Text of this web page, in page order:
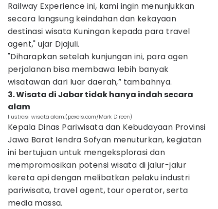
Railway Experience ini, kami ingin menunjukkan
secara langsung keindahan dan kekayaan
destinasi wisata Kuningan kepada para travel
agent," ujar Djajuli.
"Diharapkan setelah kunjungan ini, para agen
perjalanan bisa membawa lebih banyak
wisatawan dari luar daerah,” tambahnya.
3. Wisata di Jabar tidak hanya indah secara
alam
Ilustrasi wisata alam.(pexels.com/Mark Direen)
Kepala Dinas Pariwisata dan Kebudayaan Provinsi
Jawa Barat Iendra Sofyan menuturkan, kegiatan
ini bertujuan untuk mengeksplorasi dan
mempromosikan potensi wisata di jalur-jalur
kereta api dengan melibatkan pelaku industri
pariwisata, travel agent, tour operator, serta
media massa.